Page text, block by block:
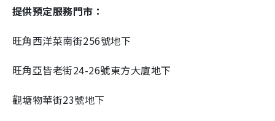
提供預定服務門市：
旺角西洋菜南街256號地下
旺角亞皆老街24-26號東方大廈地下
觀塘物華街23號地下